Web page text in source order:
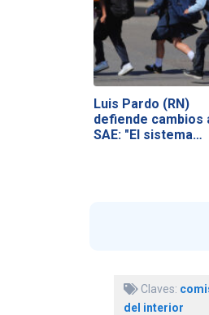
Luis Pardo (RN)
defiende cambios
SAE: "El sistema…
Claves:
del interior